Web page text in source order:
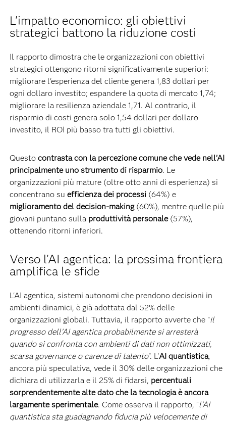
L'impatto economico: gli obiettivi
strategici battono la riduzione costi
Il rapporto dimostra che le organizzazioni con obiettivi
strategici ottengono ritorni significativamente superiori:
migliorare l'esperienza del cliente genera 1,83 dollari per
ogni dollaro investito; espandere la quota di mercato 1,74;
migliorare la resilienza aziendale 1,71. Al contrario, il
risparmio di costi genera solo 1,54 dollari per dollaro
investito, il ROI più basso tra tutti gli obiettivi.
Questo contrasta con la percezione comune che vede nell'AI
principalmente uno strumento di risparmio. Le
organizzazioni più mature (oltre otto anni di esperienza) si
concentrano su efficienza dei processi(64%) e
miglioramento del decision-making(60%), mentre quelle più
giovani puntano sulla produttività personale(57%),
ottenendo ritorni inferiori.
Verso l'AI agentica: la prossima frontiera
amplifica le sfide
L'AI agentica, sistemi autonomi che prendono decisioni in
ambienti dinamici, è già adottata dal 52% delle
organizzazioni globali. Tuttavia, il rapporto avverte che "il
progresso dell'AI agentica probabilmente si arresterà
quando si confronta con ambienti di dati non ottimizzati,
scarsa governance o carenze di talento". L'AI quantistica,
ancora più speculativa, vede il 30% delle organizzazioni che
dichiara di utilizzarla e il 25% di fidarsi, percentuali
sorprendentemente alte dato che la tecnologia è ancora
largamente sperimentale. Come osserva il rapporto, "l'AI
quantistica sta guadagnando fiducia più velocemente di